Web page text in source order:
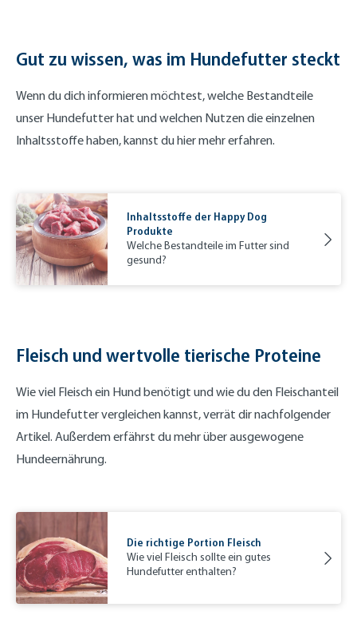
Gut zu wissen, was im Hundefutter steckt
Wenn du dich informieren möchtest, welche Bestandteile
unser Hundefutter hat und welchen Nutzen die einzelnen
Inhaltsstoffe haben, kannst du hier mehr erfahren.
Inhaltsstoffe der Happy Dog
Produkte
Welche Bestandteile im Futter sind
gesund?
Fleisch und wertvolle tierische Proteine
Wie viel Fleisch ein Hund benötigt und wie du den Fleischanteil
im Hundefutter vergleichen kannst, verrät dir nachfolgender
Artikel. Außerdem erfährst du mehr über ausgewogene
Hundeernährung.
Die richtige Portion Fleisch
Wie viel Fleisch sollte ein gutes
Hundefutter enthalten?